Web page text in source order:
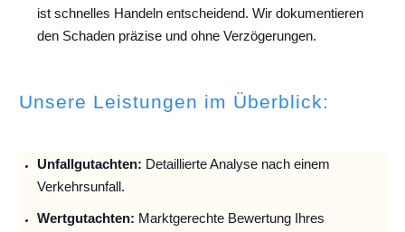
ist schnelles Handeln entscheidend. Wir dokumentieren
den Schaden präzise und ohne Verzögerungen.
Unsere Leistungen im Überblick:
Unfallgutachten: Detaillierte Analyse nach einem
Verkehrsunfall.
Wertgutachten: Marktgerechte Bewertung Ihres